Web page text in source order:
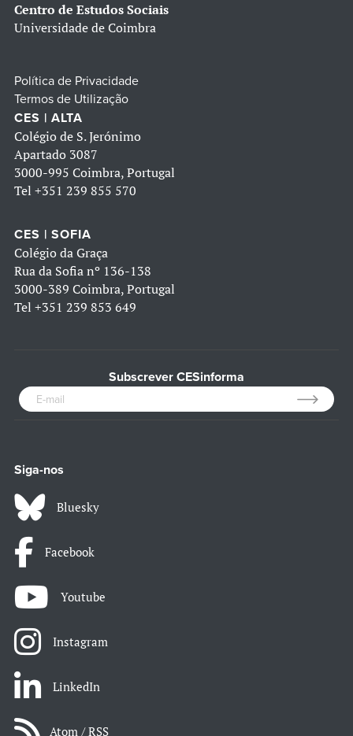
Centro de Estudos Sociais
Universidade de Coimbra
Política de Privacidade
Termos de Utilização
CES | ALTA
Colégio de S. Jerónimo
Apartado 3087
3000-995 Coimbra, Portugal
Tel +351 239 855 570
CES | SOFIA
Colégio da Graça
Rua da Sofia nº 136-138
3000-389 Coimbra, Portugal
Tel +351 239 853 649
Subscrever CESinforma
Siga-nos
Bluesky
Facebook
Youtube
Instagram
LinkedIn
Atom / RSS